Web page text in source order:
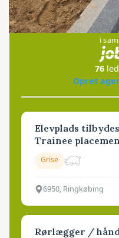
i
76
Opret
Elevplads
Trainee
Grise
6950, Ringkøbing
Rørlægger /